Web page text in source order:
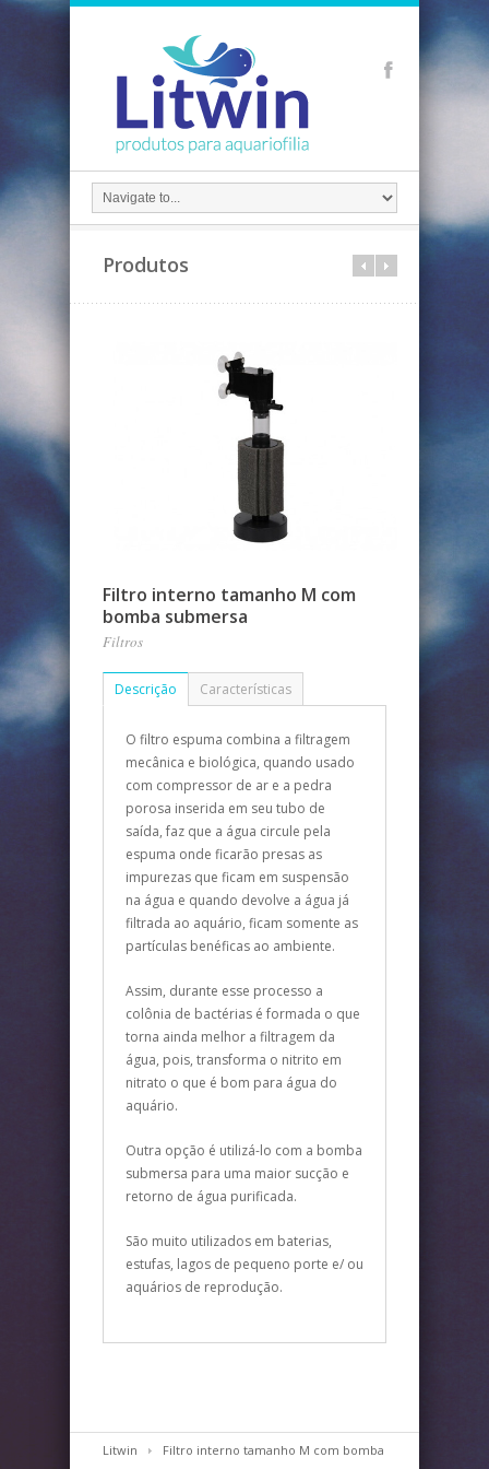
Produtos
Filtro interno tamanho M com
bomba submersa
Filtros
Descrição Características
O filtro espuma combina a filtragem
mecânica e biológica, quando usado
com compressor de ar e a pedra
porosa inserida em seu tubo de
saída, faz que a água circule pela
espuma onde ficarão presas as
impurezas que ficam em suspensão
na água e quando devolve a água já
filtrada ao aquário, ficam somente as
partículas benéficas ao ambiente.
Assim, durante esse processo a
colônia de bactérias é formada o que
torna ainda melhor a filtragem da
água, pois, transforma o nitrito em
nitrato o que é bom para água do
aquário.
Outra opção é utilizá-lo com a bomba
submersa para uma maior sucção e
retorno de água purificada.
São muito utilizados em baterias,
estufas, lagos de pequeno porte e/ ou
aquários de reprodução.
Litwin
Filtro interno tamanho M com bomba